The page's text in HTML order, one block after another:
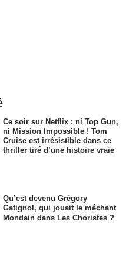
Ce soir sur Netflix : ni Top Gun,
ni Mission Impossible ! Tom
Cruise est irrésistible dans ce
thriller tiré d’une histoire vraie
Qu’est devenu Grégory
Gatignol, qui jouait le méchant
Mondain dans Les Choristes ?